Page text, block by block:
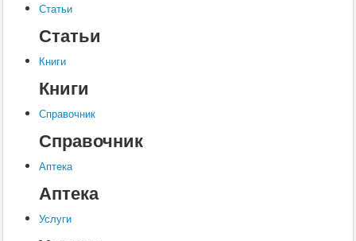
Книги
Услуги
Контакты
Шкатулки
Статьи
Статьи
Книги
Книги
Справочник
Справочник
Аптека
Аптека
Услуги